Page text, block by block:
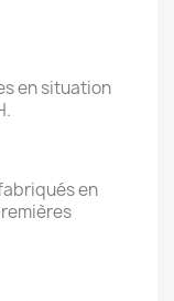
en situation
en